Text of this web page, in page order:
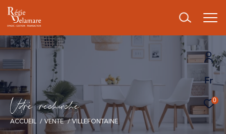
Fr
0
Vore recece
ACCUEIL VENTE VILLEFONTAINE